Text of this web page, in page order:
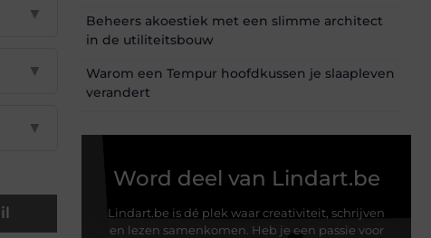
▼
▼
▼
Beheers akoestiek met een slimme architect
in de utiliteitsbouw
Warom een Tempur hoofdkussen je slaapleven
verandert
Word deel van Lindart.be
Lindart.be is dé plek waar creativiteit, schrijven
en lezen samenkomen. Heb je een passie voor